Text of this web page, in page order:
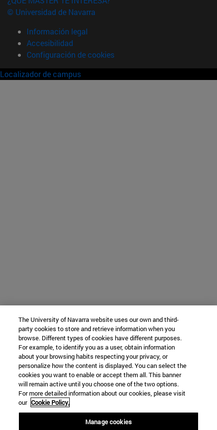
© Universidad de Navarra
Información legal
Accesibilidad
Configuración de cookies
Localizador de campus
The University of Navarra website uses our own and third-
party cookies to store and retrieve information when you
browse. Different types of cookies have different purposes.
For example, to identify you as a user, obtain information
about your browsing habits respecting your privacy, or
personalize how the content is displayed. You can select the
cookies you want to enable or accept them all. This banner
will remain active until you choose one of the two options.
For more detailed information about our cookies, please visit
our Cookie Policy.
Manage cookies